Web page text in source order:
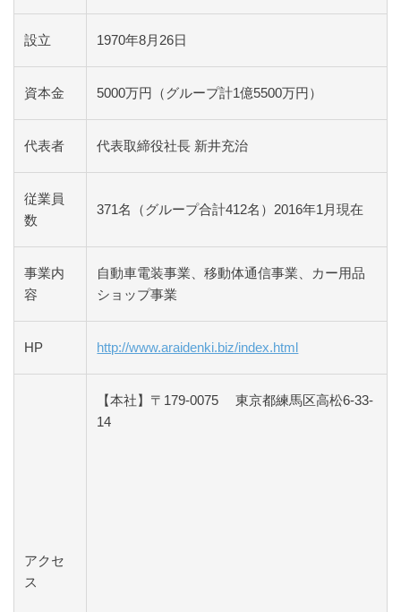
設立 1970年8月26日
資本金 5000万円（グループ計1億5500万円）
代表者 代表取締役社長 新井充治
従業員
数
371名（グループ合計412名）2016年1月現在
事業内
容
自動車電装事業、移動体通信事業、カー用品
ショップ事業
HP http://www.araidenki.biz/index.html
アクセ
ス
【本社】〒179-0075 東京都練馬区高松6-33-
14